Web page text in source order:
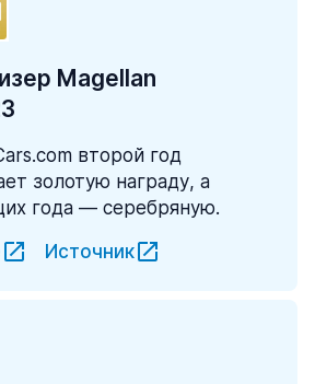
Magellan
второй год
золотую награду, а
года — серебряную.
Источник